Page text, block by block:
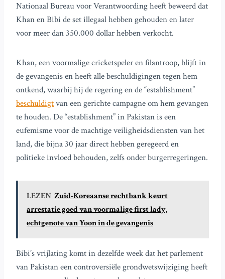
Nationaal Bureau voor Verantwoording heeft beweerd dat
Khan en Bibi de set illegaal hebben gehouden en later
voor meer dan 350.000 dollar hebben verkocht.
Khan, een voormalige cricketspeler en filantroop, blijft in
de gevangenis en heeft alle beschuldigingen tegen hem
ontkend, waarbij hij de regering en de “establishment”
beschuldigtvan een gerichte campagne om hem gevangen
te houden. De “establishment” in Pakistan is een
eufemisme voor de machtige veiligheidsdiensten van het
land, die bijna 30 jaar direct hebben geregeerd en
politieke invloed behouden, zelfs onder burgerregeringen.
LEZEN Zuid-Koreaanse rechtbank keurt
arrestatie goed van voormalige first lady,
echtgenote van Yoon in de gevangenis
Bibi’s vrijlating komt in dezelfde week dat het parlement
van Pakistan een controversiële grondwetswijziging heeft